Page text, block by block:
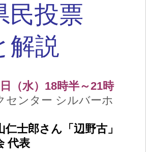
民投票
解説
（水） 18時半～21時
センター シルバーホ
士郎さん「辺野古」
代表